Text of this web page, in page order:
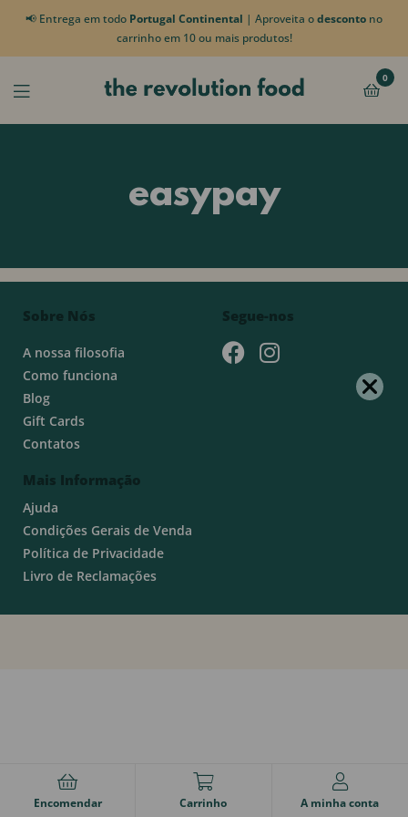
📢 Entrega em todo Portugal Continental | Aproveita odesconto no
carrinho em 10 ou mais produtos!
0
easypay
Sobre Nós
A nossa filosofia
Como funciona
Blog
Gift Cards
Contatos
Mais Informação
Ajuda
Condições Gerais de Venda
Política de Privacidade
Livro de Reclamações
Segue-nos
Encomendar Carrinho A minha conta